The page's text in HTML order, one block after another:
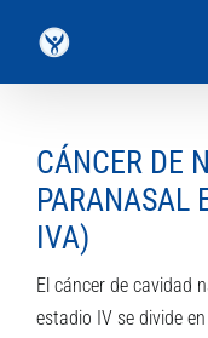
contenido
CÁNCER DE
PARANASAL
IVA)
El cáncer de cavidad
estadio IV se divide